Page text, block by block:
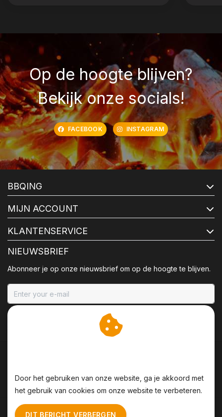
Op de hoogte blijven?
Bekijk onze socials!
FACEBOOK INSTAGRAM
BBQING
MIJN ACCOUNT
KLANTENSERVICE
NIEUWSBRIEF
Abonneer je op onze nieuwsbrief om op de hoogte te blijven.
Algemene voorwaarden | Disclaimer
Door het gebruiken van onze website, ga je akkoord met
het gebruik van cookies om onze website te verbeteren.
DIT BERICHT VERBERGEN